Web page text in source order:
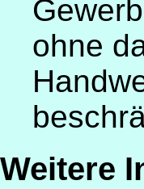
ohne
Weitere